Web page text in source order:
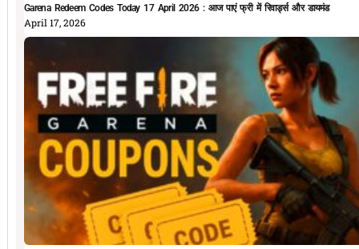
Garena Redeem Codes Today 17 April 2026 : आज पाएं फ्री में रिवार्ड्स और डायमंड
April 17, 2026